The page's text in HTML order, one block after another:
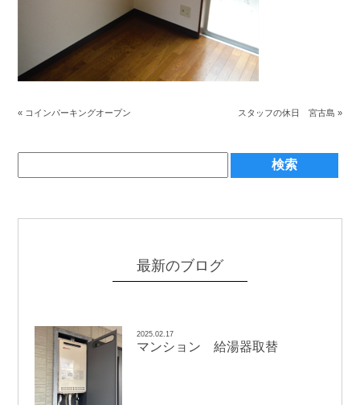
« コインパーキングオープン スタッフの休日 宮古島 »
最新のブログ
2025.02.17
マンション 給湯器取替